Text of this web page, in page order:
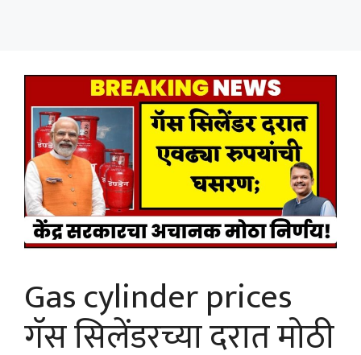
Gas cylinder prices
गॅस सिलेंडरच्या दरात मोठी